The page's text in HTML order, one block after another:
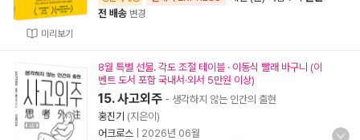
미리보기
전 배송 변경
8월 특별 선물. 각도 조절 테이블 · 이동식 빨래 바구니 (이
벤트 도서 포함 국내서·외서 5만원 이상)
15. 사고외주 - 생각하지 않는 인간의 출현
홍진기 (지은이)
어크로스
2026년 06월